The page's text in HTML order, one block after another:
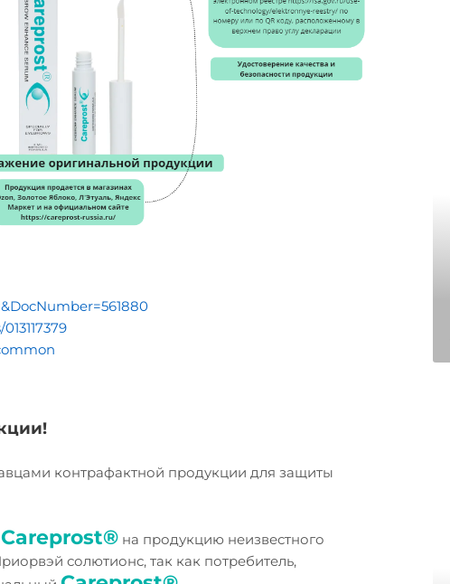
контрафактной продукции для защиты
Careprost® на продукцию неизвестного
солютионс, так как потребитель,